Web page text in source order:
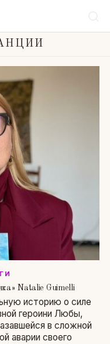
Natalie Guimelli
историю о силе
героини Любы,
в сложной
аварии своего